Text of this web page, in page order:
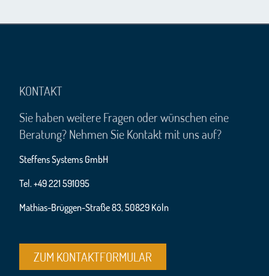
KONTAKT
Sie haben weitere Fragen oder wünschen eine
Beratung? Nehmen Sie Kontakt mit uns auf?
Steffens Systems GmbH
Tel. +49 221 591095
Mathias-Brüggen-Straße 83, 50829 Köln
ZUM KONTAKTFORMULAR